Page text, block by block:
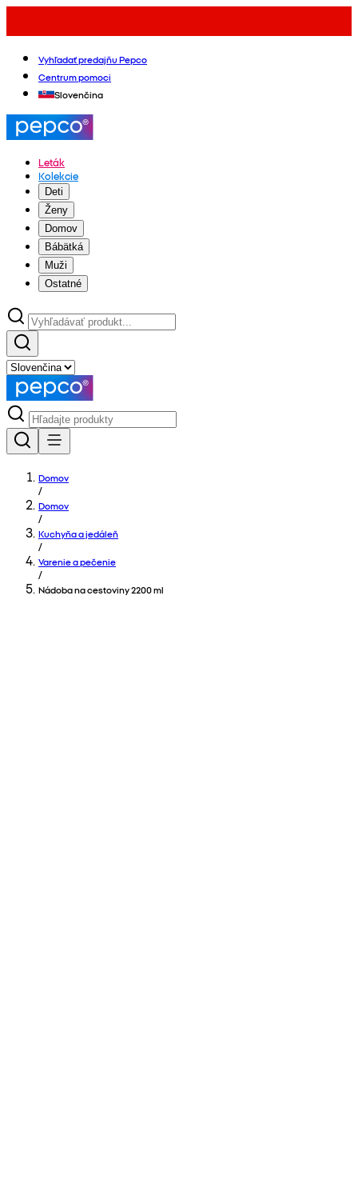
Vyhľadať predajňu Pepco
Centrum pomoci
Slovenčina
Leták
Kolekcie
Deti
Ženy
Domov
Bábätká
Muži
Ostatné
Domov
/
Domov
/
Kuchyňa a jedáleň
/
Varenie a pečenie
/
Nádoba na cestoviny 2200 ml